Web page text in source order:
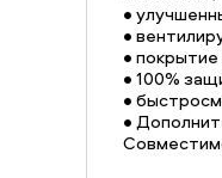
•
•
•
• 100%
•
•